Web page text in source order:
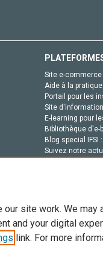
Site e-commerce
Aide à la
Portail pour les
Site
E-learning pour
Bibliothèque d'e-
Blog special IFSI :
Suivez notre
Elsevier, ses
technologies similaires.
site work. We
and your digital
link. For more